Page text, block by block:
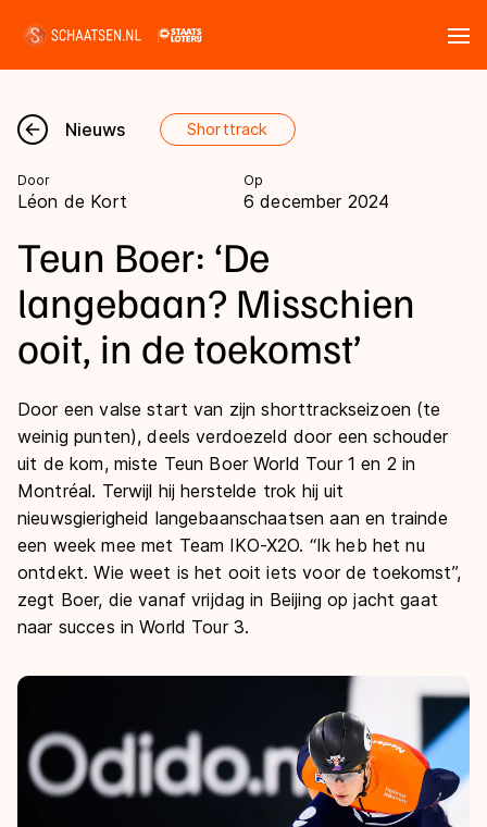
Nieuws
Kalender
Disciplines
Marathon
Langebaan
Shorttrack
Inlineskaten
Kunstschaatsen
Schoonrijden
Natuurijs
Uitslagen
Langebaan
Shorttrack
Marathon
Inlineskaten
Kunstschaatsen
Tijden & historie
Ranglijsten Langebaan
Persoonlijke records & tijden
Historie & statistiek
De weg op
Inschrijven wedstrijden
Algemene Nederlandse Schaatstijd
Deze zomer de weg op
Schaatsfans
Alles voor jou als schaatsfan
Tickets
Livestreams
Word schaatsfan!
Olympische Spelen
Olympische Spelen
Medaillespiegel
Olympische uitslagen
Nieuws Shorttrack
Door
Léon de Kort
Op
6 december 2024
Teun Boer: ‘De
langebaan? Misschien
ooit, in de toekomst’
Door een valse start van zijn shorttrackseizoen (te
weinig punten), deels verdoezeld door een schouder
uit de kom, miste Teun Boer World Tour 1 en 2 in
Montréal. Terwijl hij herstelde trok hij uit
nieuwsgierigheid langebaanschaatsen aan en trainde
een week mee met Team IKO-X2O. “Ik heb het nu
ontdekt. Wie weet is het ooit iets voor de toekomst”,
zegt Boer, die vanaf vrijdag in Beijing op jacht gaat
naar succes in World Tour 3.